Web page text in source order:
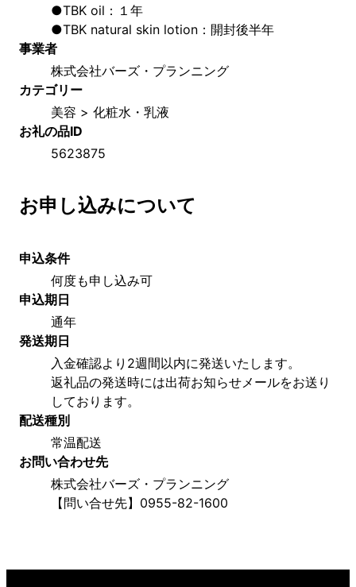
●TBK oil：１年
●TBK natural skin lotion：開封後半年
事業者
株式会社バーズ・プランニング
カテゴリー
美容 > 化粧水・乳液
お礼の品ID
5623875
お申し込みについて
申込条件
何度も申し込み可
申込期日
通年
発送期日
入金確認より2週間以内に発送いたします。
返礼品の発送時には出荷お知らせメールをお送り
しております。
配送種別
常温配送
お問い合わせ先
株式会社バーズ・プランニング
【問い合せ先】0955-82-1600